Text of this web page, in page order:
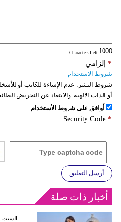
: Characters Left
إلزامي *
شروط الاستخدام
شروط النشر: عدم الإساءة للكاتب أو
أو الذات الالهية. والابتعاد عن التحريض
اُوافق على شروط الأستخدام
Security Code *
أرسل التعليق
أخبار ذات صلة
GMT 09:26 2026 السبت ,21 شباط / فبراير